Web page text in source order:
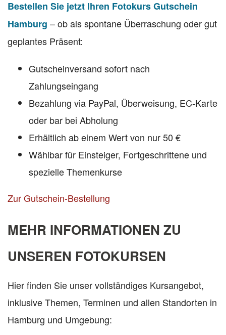
Bestellen Sie jetzt Ihren Fotokurs Gutschein
Hamburg – ob als spontane Überraschung oder gut
geplantes Präsent:
Gutscheinversand sofort nach
Zahlungseingang
Bezahlung via PayPal, Überweisung, EC-Karte
oder bar bei Abholung
Erhältlich ab einem Wert von nur 50 €
Wählbar für Einsteiger, Fortgeschrittene und
spezielle Themenkurse
Zur Gutschein-Bestellung
MEHR INFORMATIONEN ZU
UNSEREN FOTOKURSEN
Hier finden Sie unser vollständiges Kursangebot,
inklusive Themen, Terminen und allen Standorten in
Hamburg und Umgebung: